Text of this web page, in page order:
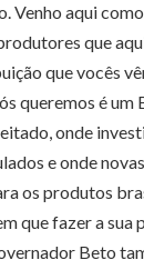
Venho aqui
que
que vocês
queremos é um
onde
e onde
os produtos
que fazer a sua
Beto